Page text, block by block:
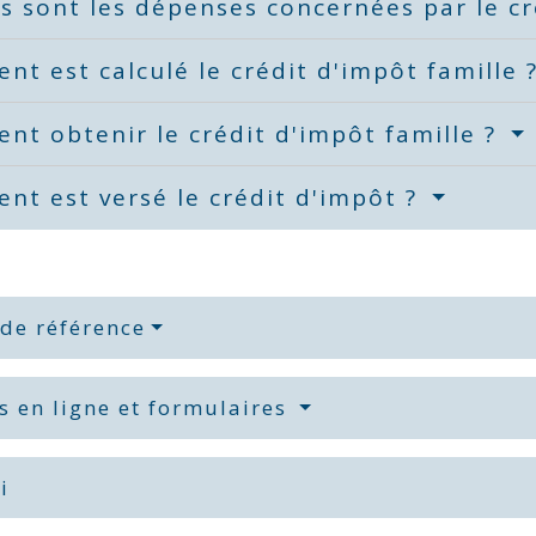
sont les dépenses concernées par le
est calculé le crédit d'impôt famille
obtenir le crédit d'impôt famille ?
est versé le crédit d'impôt ?
référence
en ligne et formulaires